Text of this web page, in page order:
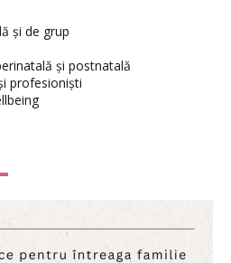
și de grup
și postnatală
profesioniști